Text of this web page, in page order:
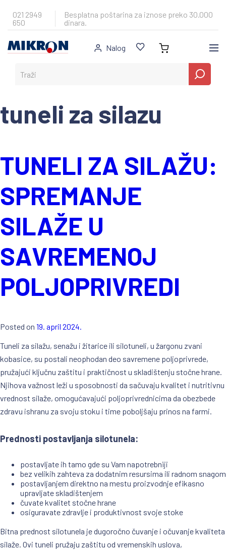
content
021 2949
650
Besplatna poštarina za iznose preko 30.000
dinara.
Nalog
tuneli za silazu
TUNELI ZA SILAŽU:
SPREMANJE
SILAŽE U
SAVREMENOJ
POLJOPRIVREDI
Posted on 19. april 2024.
Tuneli za silažu, senažu i žitarice ili silotuneli, u žargonu zvani
kobasice, su postali neophodan deo savremene poljoprivrede,
pružajući ključnu zaštitu i praktičnost u skladištenju stočne hrane.
Njihova važnost leži u sposobnosti da sačuvaju kvalitet i nutritivnu
vrednost silaže, omogućavajući poljoprivrednicima da obezbede
zdravu ishranu za svoju stoku i time poboljšaju prinos na farmi.
Prednosti postavljanja silotunela:
postavljate ih tamo gde su Vam napotrebniji
bez velikih zahteva za dodatnim resursima ili radnom snagom
postavljanjem direktno na mestu proizvodnje efikasno
upravljate skladištenjem
čuvate kvalitet stočne hrane
osiguravate zdravlje i produktivnost svoje stoke
Bitna prednost silotunela je dugoročno čuvanje i očuvanje kvaliteta
silaže. Ovi tuneli pružaju zaštitu od vremenskih uslova,